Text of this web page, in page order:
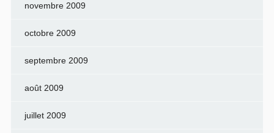
novembre 2009
octobre 2009
septembre 2009
août 2009
juillet 2009